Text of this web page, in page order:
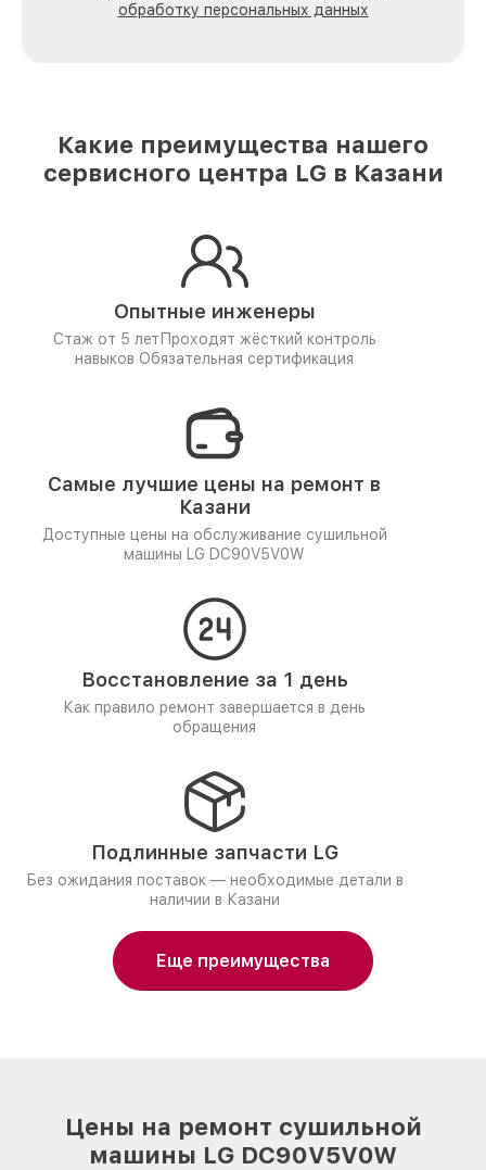
обработку персональных данных
Какие преимущества нашего
сервисного центра LG в Казани
Опытные инженеры
Стаж от 5 лет Проходят жёсткий контроль
навыков Обязательная сертификация
Самые лучшие цены на ремонт в
Казани
Доступные цены на обслуживание сушильной
машины LG DC90V5V0W
Восстановление за 1 день
Как правило ремонт завершается в день
обращения
Подлинные запчасти LG
Без ожидания поставок — необходимые детали в
наличии в Казани
Еще преимущества
Цены на ремонт сушильной
машины LG DC90V5V0W